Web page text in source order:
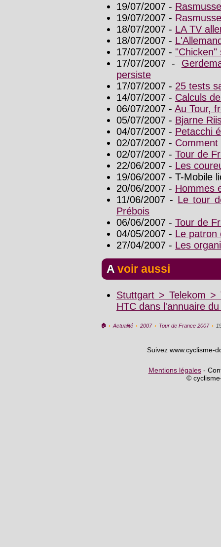
19/07/2007 -
19/07/2007 -
18/07/2007 - LA TV
18/07/2007 -
17/07/2007 - "Chicken"
17/07/2007 -
persiste
17/07/2007 - 25 tests
14/07/2007 - Calculs
06/07/2007 - Au Tour,
05/07/2007 - Bjarne
04/07/2007 - Petacchi
02/07/2007 -
02/07/2007 - Tour de
22/06/2007 - Les
19/06/2007 - T-Mobile
20/06/2007 - Hommes
11/06/2007 - Le tour
Prébois
06/06/2007 - Tour de
04/05/2007 - Le patron
27/04/2007 - Les
A voir aussi
Stuttgart > Telekom
HTC dans l'annuaire
🏠︎ › Actualité › 2007 › Tour de France 2007 ›
Suivez www.cyclisme-
Mentions légales-
©